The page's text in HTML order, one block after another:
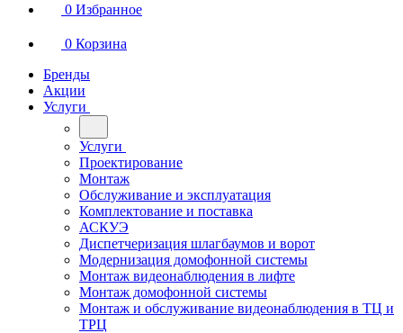
0 Избранное
0 Корзина
Бренды
Акции
Услуги
Услуги
Проектирование
Монтаж
Обслуживание и эксплуатация
Комплектование и поставка
АСКУЭ
Диспетчеризация шлагбаумов и ворот
Модернизация домофонной системы
Монтаж видеонаблюдения в лифте
Монтаж домофонной системы
Монтаж и обслуживание видеонаблюдения в ТЦ и
ТРЦ